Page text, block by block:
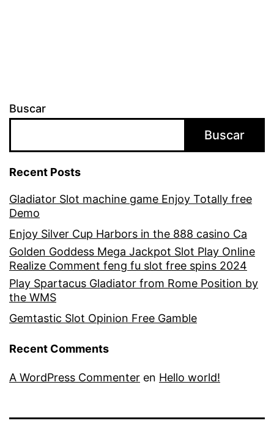
Buscar
Buscar
Recent Posts
Gladiator Slot machine game Enjoy Totally free
Demo
Enjoy Silver Cup Harbors in the 888 casino Ca
Golden Goddess Mega Jackpot Slot Play Online
Realize Comment feng fu slot free spins 2024
Play Spartacus Gladiator from Rome Position by
the WMS
Gemtastic Slot Opinion Free Gamble
Recent Comments
A WordPress Commenter en Hello world!